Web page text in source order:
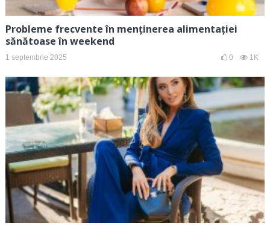
Probleme frecvente în menținerea alimentației
sănătoase în weekend
1 septembrie 2025 0 1K